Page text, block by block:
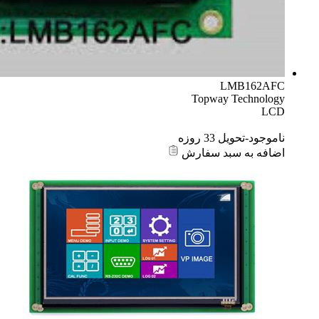
LMB162AFC
Topway Technology
LCD
ناموجود-تحویل 33 روزه
اضافه به سبد سفارش